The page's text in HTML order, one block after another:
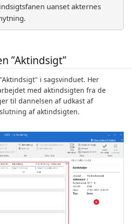
uanset akternes
”Aktindsigt”
i sagsvinduet. Her
med aktindsigten fra de
til dannelsen af udkast af
af aktindsigten.